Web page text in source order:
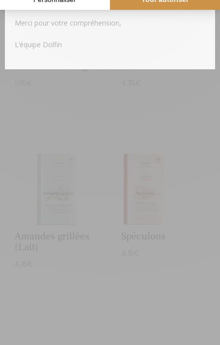
Poivre rose – 30g 70% de cacao
Amandes grillées
(Lait)
Spéculoos
Merci pour votre compréhension,
L’équipe Dolfin